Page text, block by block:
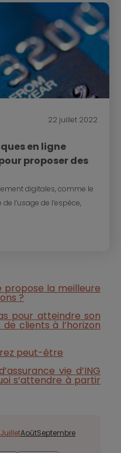
22 juillet 2022
en ligne
proposer des
digitales, comme le
l’usage de l’espèce,
propose la meilleure
?
pour atteindre son
clients à l’horizon
peut-être
vie d’ING
s’attendre à partir
JuilletAoûtSeptembre